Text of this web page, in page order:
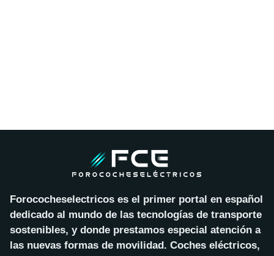
Forococheselectricos es el primer portal en español
dedicado al mundo de las tecnologías de transporte
sostenibles, y donde prestamos especial atención a
las nuevas formas de movilidad. Coches eléctricos,